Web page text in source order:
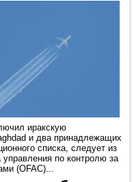
иракскую
и два принадлежащих
списка, следует из
управления по контролю за
(OFAC)...